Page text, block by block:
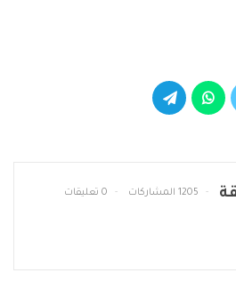
1205 المشاركات 0 تعليقات